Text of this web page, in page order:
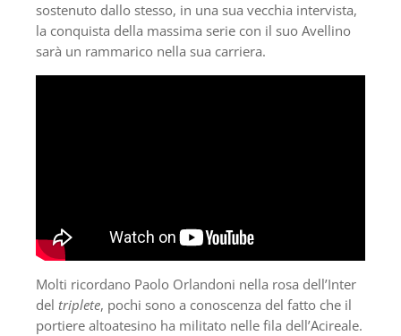
sostenuto dallo stesso, in una sua vecchia intervista,
la conquista della massima serie con il suo Avellino
sarà un rammarico nella sua carriera.
Molti ricordano Paolo Orlandoni nella rosa dell’Inter
del triplete, pochi sono a conoscenza del fatto che il
portiere altoatesino ha militato nelle fila dell’Acireale.